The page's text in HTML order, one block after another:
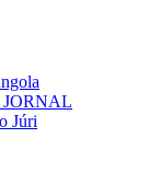
JORNAL
Júri